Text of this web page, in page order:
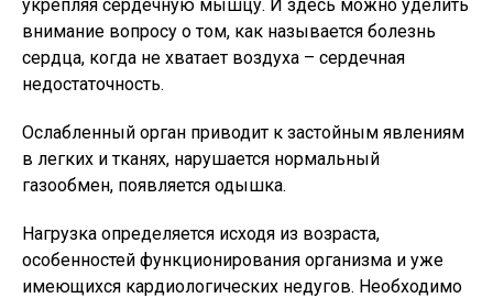
укрепляя сердечную мышцу. И здесь можно уделить
внимание вопросу о том, как называется болезнь
сердца, когда не хватает воздуха – сердечная
недостаточность.
Ослабленный орган приводит к застойным явлениям
в легких и тканях, нарушается нормальный
газообмен, появляется одышка.
Нагрузка определяется исходя из возраста,
особенностей функционирования организма и уже
имеющихся кардиологических недугов. Необходимо